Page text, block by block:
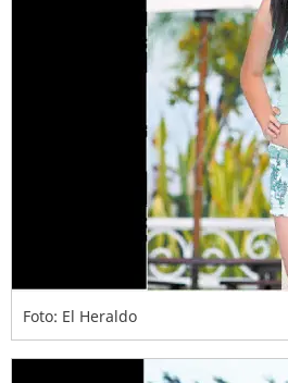
Foto: El Heraldo